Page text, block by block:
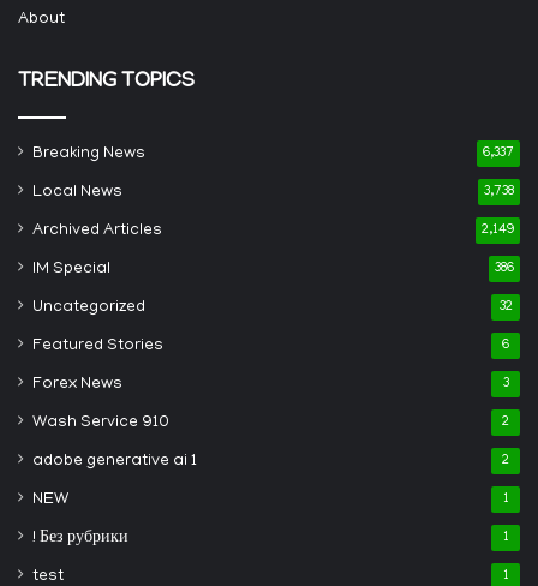
About
TRENDING TOPICS
Breaking News 6,337
Local News 3,738
Archived Articles 2,149
IM Special 386
Uncategorized 32
Featured Stories 6
Forex News 3
Wash Service 910 2
adobe generative ai 1 2
NEW 1
! Без рубрики 1
test 1